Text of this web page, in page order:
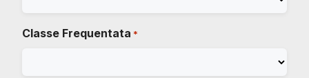
Classe Frequentata *